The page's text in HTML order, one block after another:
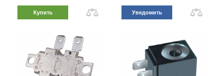
Купить Уведомить